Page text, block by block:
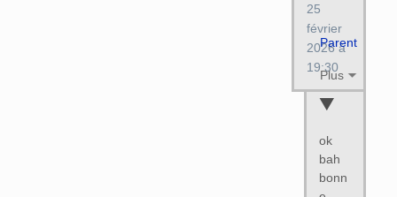
Parent
Plus
25
février
2026 à
19:30
ok
bah
bonn